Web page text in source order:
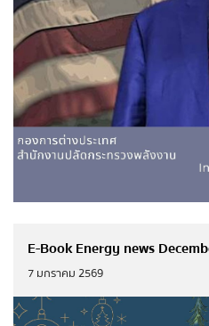
FAQ
กระดานถามตอบ (Webboard)
แบบสอบถาม
บัญชีข้อมูลเปิดสาธารณะ
E-Book Energy news
7 มกราคม 2569